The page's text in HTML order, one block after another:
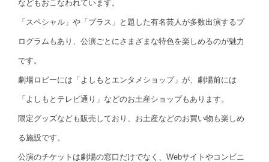
などもおこなわれています。
「スペシャル」や「プラス」と題した有名芸人が多数出演するプ
ログラムもあり、公演ごとにさまざまな特色を楽しめるのが魅力
です。
劇場ロビーには「よしもとエンタメショップ」が、劇場前には
「よしもとテレビ通り」などのお土産ショップもあります。
限定グッズなども販売しており、お土産などのお買い物も楽しめ
る施設です。
公演のチケットは劇場の窓口だけでなく、Webサイトやコンビニ